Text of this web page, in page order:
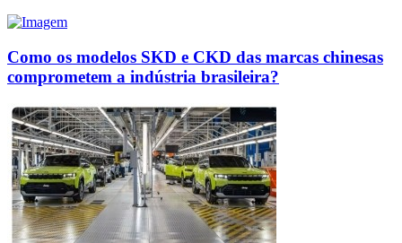
Como os modelos SKD e CKD das marcas chinesas
comprometem a indústria brasileira?